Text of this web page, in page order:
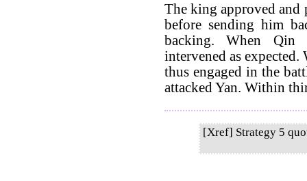
The king approved and
before sending him
backing. When Qin
intervened as
thus engaged in the
attacked Yan. Within
[Xref] Strategy 5